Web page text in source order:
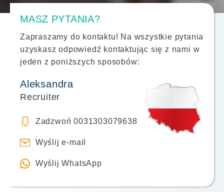
MASZ PYTANIA?
Zapraszamy do kontaktu! Na wszystkie pytania
uzyskasz odpowiedź kontaktując się z nami w
jeden z poniższych sposobów:
Aleksandra
Recruiter
Zadzwoń 0031303079638
Wyślij e-mail
Wyślij WhatsApp